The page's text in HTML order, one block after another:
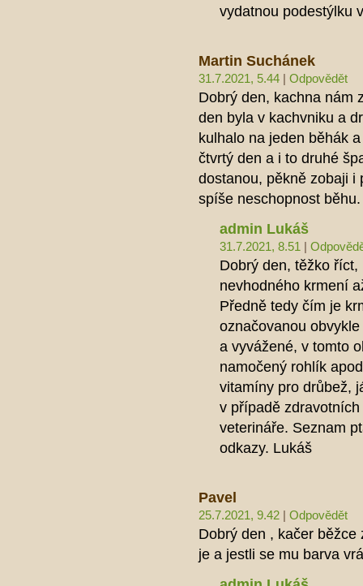
vydatnou podestýlku
Martin Suchánek
31.7.2021, 5.44 Odpovědět
Dobrý den, kachna nám
den byla v kachvniku a
kulhalo na jeden běhák
čtvrtý den a i to druhé
dostanou, pěkně zobaji i
spíše neschopnost běhu.
admin Lukáš
31.7.2021, 8.51
Dobrý den, těžko
nevhodného krmení
Předně tedy čím je
označovanou
a vyvážené, v tomto
namočený rohlík
vitamíny pro drůbež,
v případě
veterináře. Seznam
odkazy. Lukáš
Pavel
25.7.2021, 9.42 Odpovědět
Dobrý den , kačer
je a jestli se mu barva